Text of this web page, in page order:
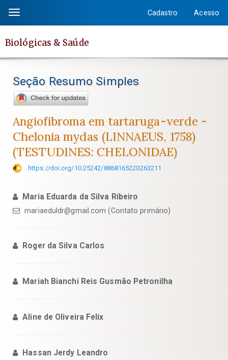
conteúdo
página
Navegação
Conteúdo
principal
Barra
Lateral
Toggle
navigation
Cadastro Acesso
Biológicas & Saúde
Seção Resumo Simples
Angiofibroma em tartaruga-verde -
Chelonia mydas (LINNAEUS, 1758)
(TESTUDINES: CHELONIDAE)
https://doi.org/10.25242/8868165220263211
Maria Eduarda da Silva Ribeiro
mariaeduldr@gmail.com (Contato primário)
Roger da Silva Carlos
Mariah Bianchi Reis Gusmão Petronilha
Aline de Oliveira Felix
Hassan Jerdy Leandro